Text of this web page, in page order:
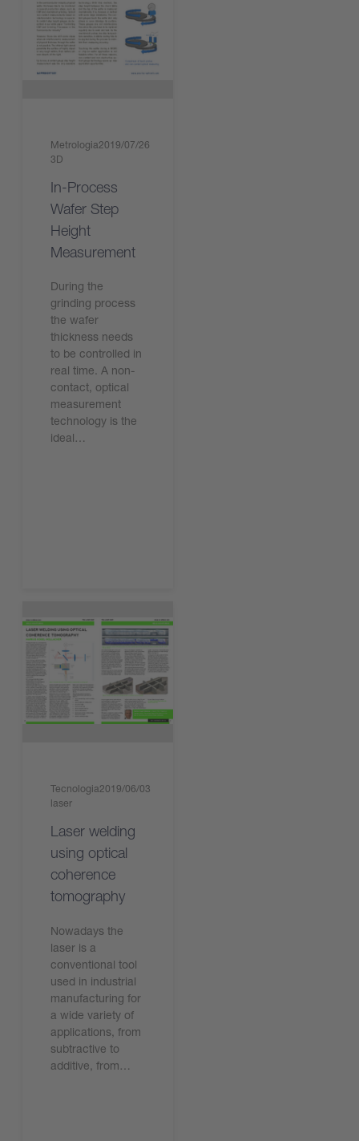
Metrologia
3D
2019/07/26
In-Process
Wafer Step
Height
Measurement
During the
grinding process
the wafer
thickness needs
to be controlled in
real time. A non-
contact, optical
measurement
technology is the
ideal…
Tecnologia
laser
2019/06/03
Laser welding
using optical
coherence
tomography
Nowadays the
laser is a
conventional tool
used in industrial
manufacturing for
a wide variety of
applications, from
subtractive to
additive, from…